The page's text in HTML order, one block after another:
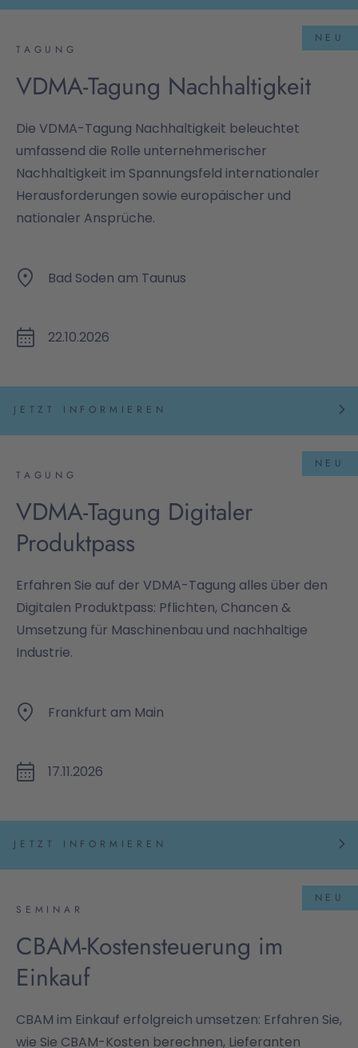
TAGUNG
VDMA-Tagung Nachhaltigkeit
NEU
Die VDMA-Tagung Nachhaltigkeit beleuchtet
umfassend die Rolle unternehmerischer
Nachhaltigkeit im Spannungsfeld internationaler
Herausforderungen sowie europäischer und
nationaler Ansprüche.
Bad Soden am Taunus
22.10.2026
JETZT INFORMIEREN
TAGUNG
VDMA-Tagung Digitaler
Produktpass
NEU
Erfahren Sie auf der VDMA-Tagung alles über den
Digitalen Produktpass: Pflichten, Chancen &
Umsetzung für Maschinenbau und nachhaltige
Industrie.
Frankfurt am Main
17.11.2026
JETZT INFORMIEREN
SEMINAR
CBAM-Kostensteuerung im
Einkauf
NEU
CBAM im Einkauf erfolgreich umsetzen: Erfahren Sie,
wie Sie CBAM-Kosten berechnen, Lieferanten